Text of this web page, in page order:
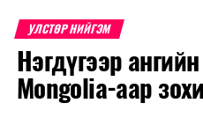
УЛСТӨР НИЙГЭМ
Нэгдүгээр
Mongolia-аар